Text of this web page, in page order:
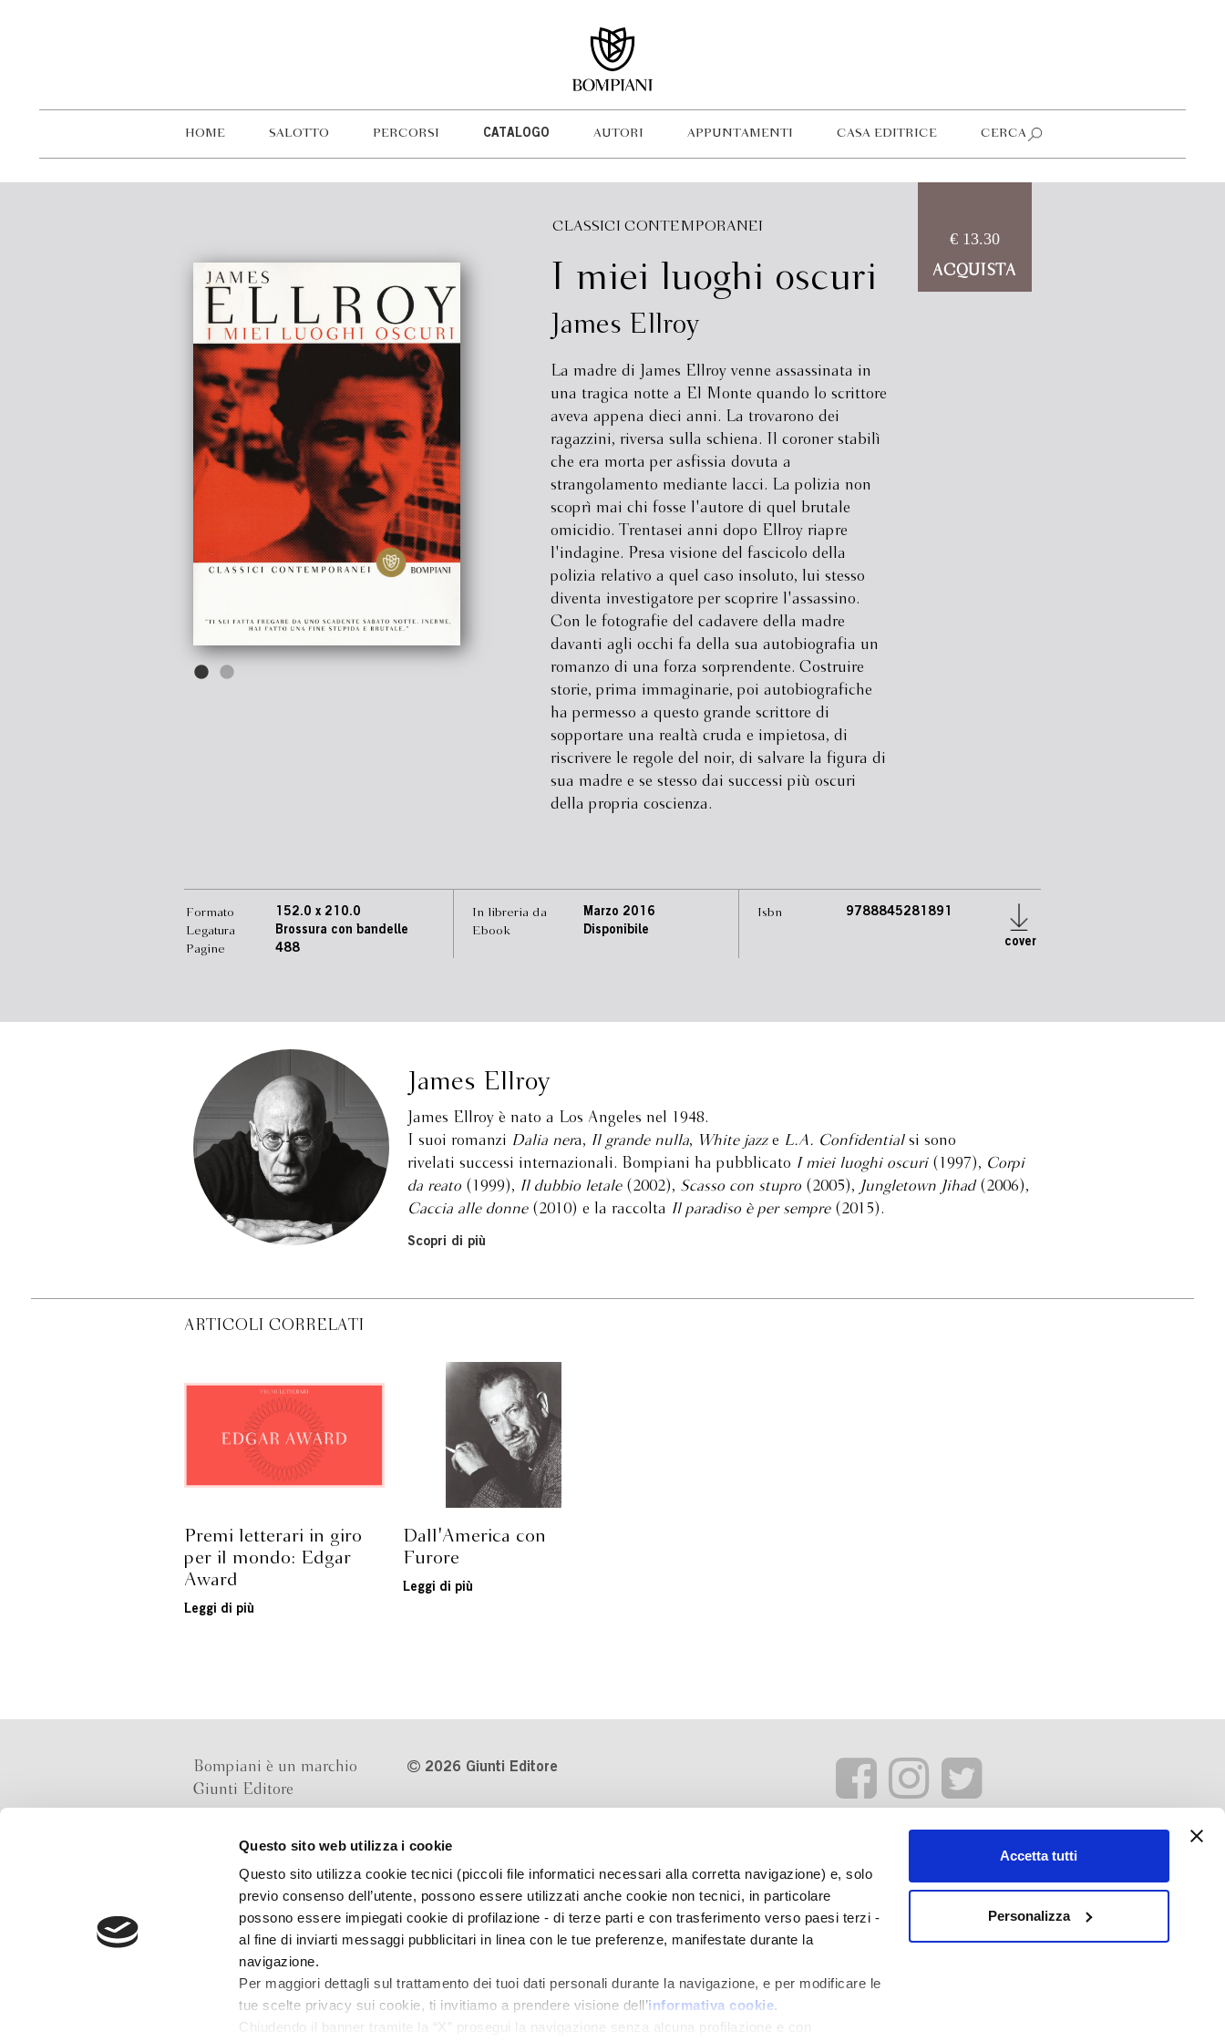
Questo sito web utilizza i cookie
Questo sito utilizza cookie tecnici (piccoli file informatici necessari alla corretta navigazione) e, solo
previo consenso dell’utente, possono essere utilizzati anche cookie non tecnici, in particolare
possono essere impiegati cookie di profilazione - di terze parti e con trasferimento verso paesi terzi -
al fine di inviarti messaggi pubblicitari in linea con le tue preferenze, manifestate durante la
navigazione.
Per maggiori dettagli sul trattamento dei tuoi dati personali durante la navigazione, e per modificare le
tue scelte privacy sui cookie, ti invitiamo a prendere visione dell’informativa cookie.
Chiudendo il banner tramite la “X” prosegui la navigazione senza alcuna profilazione e con
Accetta tutti
Personalizza
HOME SALOTTO PERCORSI CATALOGO AUTORI APPUNTAMENTI CASA EDITRICE CERCA
CLASSICI CONTEMPORANEI
I miei luoghi oscuri
James Ellroy
La madre di James Ellroy venne assassinata in
una tragica notte a El Monte quando lo scrittore
aveva appena dieci anni. La trovarono dei
ragazzini, riversa sulla schiena. Il coroner stabilì
che era morta per asfissia dovuta a
strangolamento mediante lacci. La polizia non
scoprì mai chi fosse l'autore di quel brutale
omicidio. Trentasei anni dopo Ellroy riapre
l'indagine. Presa visione del fascicolo della
polizia relativo a quel caso insoluto, lui stesso
diventa investigatore per scoprire l'assassino.
Con le fotografie del cadavere della madre
davanti agli occhi fa della sua autobiografia un
romanzo di una forza sorprendente. Costruire
storie, prima immaginarie, poi autobiografiche
ha permesso a questo grande scrittore di
sopportare una realtà cruda e impietosa, di
riscrivere le regole del noir, di salvare la figura di
sua madre e se stesso dai successi più oscuri
della propria coscienza.
€ 13.30
ACQUISTA
Formato
Legatura
Pagine
152.0 x 210.0
Brossura con bandelle
488
In libreria da
Ebook
Marzo 2016
Disponibile
Isbn 9788845281891
cover
James Ellroy
James Ellroy è nato a Los Angeles nel 1948.
I suoi romanzi Dalia nera, Il grande nulla, White jazz e L.A. Confidentialsi sono
rivelati successi internazionali. Bompiani ha pubblicato I miei luoghi oscuri (1997), Corpi
da reato (1999), Il dubbio letale(2002), Scasso con stupro (2005), Jungletown Jihad(2006),
Caccia alle donne(2010) e la raccolta Il paradiso è per sempre(2015).
Scopri di più
ARTICOLI CORRELATI
Premi letterari in giro
per il mondo: Edgar
Award
Leggi di più
Dall'America con
Furore
Leggi di più
Bompiani è un marchio
Giunti Editore
Via Bolognese 165,
50139 Firenze
Via G.B.Pirelli 30,
20124 Milano
2026 Giunti Editore
Numero d'iscrizione al Registro
Imprese di Milano REA 1327444
Informativa sulla privacy